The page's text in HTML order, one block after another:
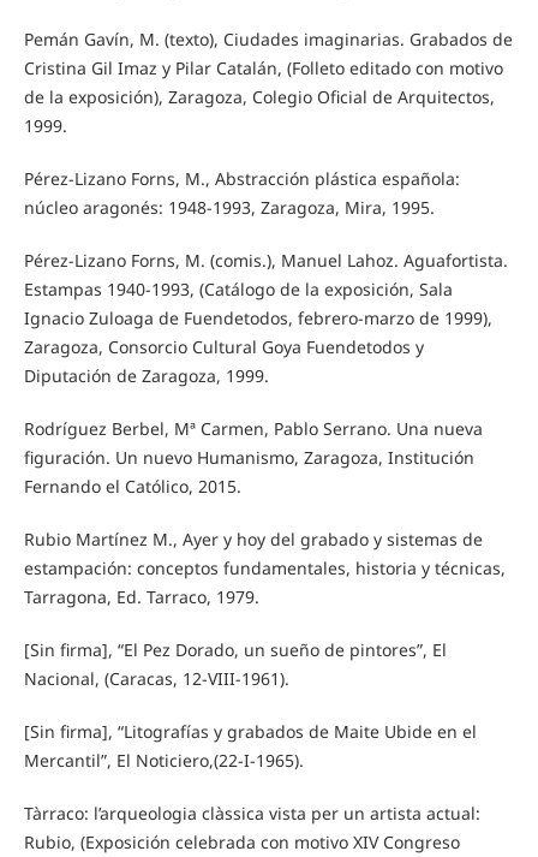
Pemán Gavín, M. (texto), Ciudades imaginarias. Grabados de
Cristina Gil Imaz y Pilar Catalán, (Folleto editado con motivo
de la exposición), Zaragoza, Colegio Oficial de Arquitectos,
1999.
Pérez-Lizano Forns, M., Abstracción plástica española:
núcleo aragonés: 1948-1993, Zaragoza, Mira, 1995.
Pérez-Lizano Forns, M. (comis.), Manuel Lahoz. Aguafortista.
Estampas 1940-1993, (Catálogo de la exposición, Sala
Ignacio Zuloaga de Fuendetodos, febrero-marzo de 1999),
Zaragoza, Consorcio Cultural Goya Fuendetodos y
Diputación de Zaragoza, 1999.
Rodríguez Berbel, Mª Carmen, Pablo Serrano. Una nueva
figuración. Un nuevo Humanismo, Zaragoza, Institución
Fernando el Católico, 2015.
Rubio Martínez M., Ayer y hoy del grabado y sistemas de
estampación: conceptos fundamentales, historia y técnicas,
Tarragona, Ed. Tarraco, 1979.
[Sin firma], “El Pez Dorado, un sueño de pintores”, El
Nacional, (Caracas, 12-VIII-1961).
[Sin firma], “Litografías y grabados de Maite Ubide en el
Mercantil”, El Noticiero,(22-I-1965).
Tàrraco: l’arqueologia clàssica vista per un artista actual:
Rubio, (Exposición celebrada con motivo XIV Congreso